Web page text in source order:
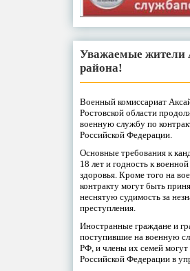
Уважаемые жители
района!
Военный комиссариат
Ростовской области
военную службу по
Российской Федерации.
Основные требования к
18 лет и годность к
здоровья. Кроме того на
контракту могут быть
неснятую судимость за
преступления.
Иностранные граждане и
поступившие на военную
РФ, и члены их семей могут
Российской Федерации в